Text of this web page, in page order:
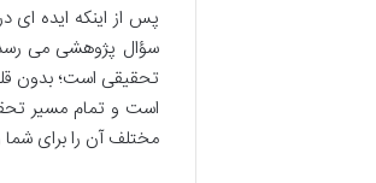
پس از اینکه ایده
سؤال پژوهشی می
تحقیقی است؛ بدون
است و تمام مسیر
مختلف آن را برای